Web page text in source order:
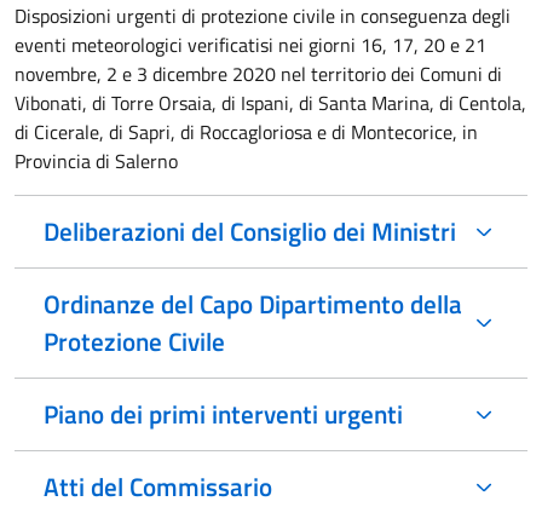
Disposizioni urgenti di protezione civile in conseguenza degli
eventi meteorologici verificatisi nei giorni 16, 17, 20 e 21
novembre, 2 e 3 dicembre 2020 nel territorio dei Comuni di
Vibonati, di Torre Orsaia, di Ispani, di Santa Marina, di Centola,
di Cicerale, di Sapri, di Roccagloriosa e di Montecorice, in
Provincia di Salerno
Deliberazioni del Consiglio dei Ministri
Ordinanze del Capo Dipartimento della
Protezione Civile
Piano dei primi interventi urgenti
Atti del Commissario